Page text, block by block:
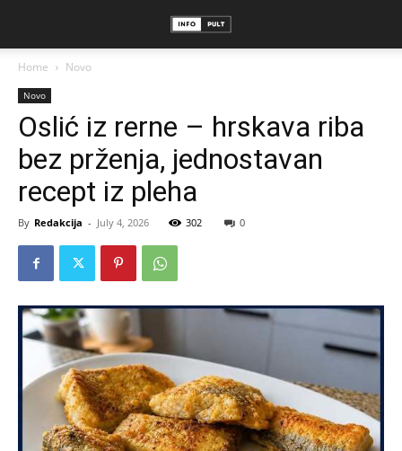
Home Novo
Novo
Oslić iz rerne – hrskava riba
bez prženja, jednostavan
recept iz pleha
By Redakcija - July 4, 2026 302 0